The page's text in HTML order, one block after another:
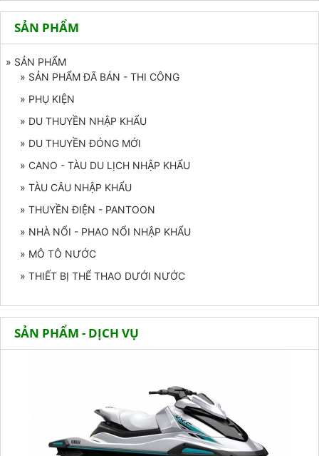
SẢN PHẨM
» SẢN PHẨM
» SẢN PHẨM ĐÃ BÁN - THI CÔNG
» PHỤ KIỆN
» DU THUYỀN NHẬP KHẨU
» DU THUYỀN ĐÓNG MỚI
» CANO - TÀU DU LỊCH NHẬP KHẨU
» TÀU CÂU NHẬP KHẨU
» THUYỀN ĐIỆN - PANTOON
» NHÀ NỔI - PHAO NỔI NHẬP KHẨU
» MÔ TÔ NƯỚC
» THIẾT BỊ THỂ THAO DƯỚI NƯỚC
SẢN PHẨM - DỊCH VỤ